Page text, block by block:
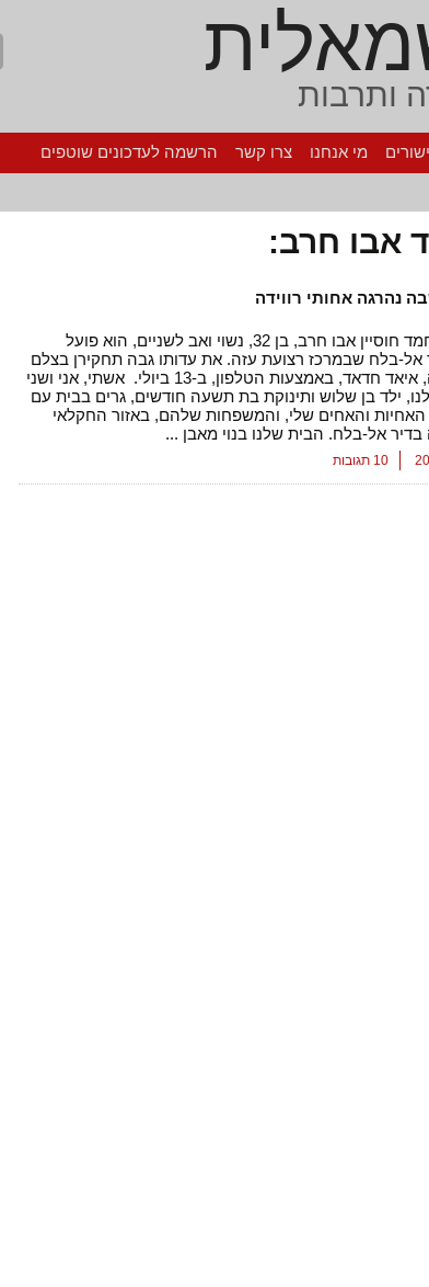
ותרבות
מי אנחנו צרו קשר הרשמה לעדכונים שוטפים
אבו חרב:
נהרגה אחותי רווידה
מוחמד אחמד חוסיין אבו חרב, בן 32, נשוי ואב לשניים, הוא פועל
אל-בלח שבמרכז רצועת עזה. את עדותו גבה תחקירן בצלם
ברמאללה, איאד חדאד, באמצעות הטלפון, ב-13 ביולי. אשתי, אני ושני
ילד בן שלוש ותינוקת בת תשעה חודשים, גרים בבית עם
והאחים שלי, והמשפחות שלהם, באזור החקלאי
בדיר אל-בלח. הבית שלנו בנוי מאבן ...
10 תגובות